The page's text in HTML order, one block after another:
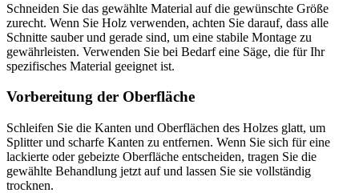
Schneiden Sie das gewählte Material auf die gewünschte Größe
zurecht. Wenn Sie Holz verwenden, achten Sie darauf, dass alle
Schnitte sauber und gerade sind, um eine stabile Montage zu
gewährleisten. Verwenden Sie bei Bedarf eine Säge, die für Ihr
spezifisches Material geeignet ist.
Vorbereitung der Oberfläche
Schleifen Sie die Kanten und Oberflächen des Holzes glatt, um
Splitter und scharfe Kanten zu entfernen. Wenn Sie sich für eine
lackierte oder gebeizte Oberfläche entscheiden, tragen Sie die
gewählte Behandlung jetzt auf und lassen Sie sie vollständig
trocknen.